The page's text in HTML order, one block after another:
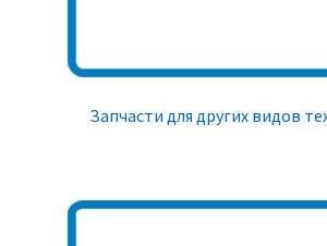
Запчасти для других видов